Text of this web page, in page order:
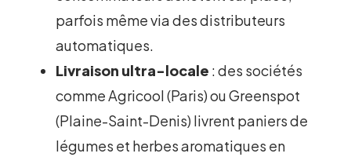
parfois même via des distributeurs
automatiques.
Livraison ultra-locale : des sociétés
comme Agricool (Paris) ou Greenspot
(Plaine-Saint-Denis) livrent paniers de
légumes et herbes aromatiques en